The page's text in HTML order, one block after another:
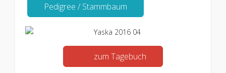
Pedigree / Stammbaum
zum Tagebuch